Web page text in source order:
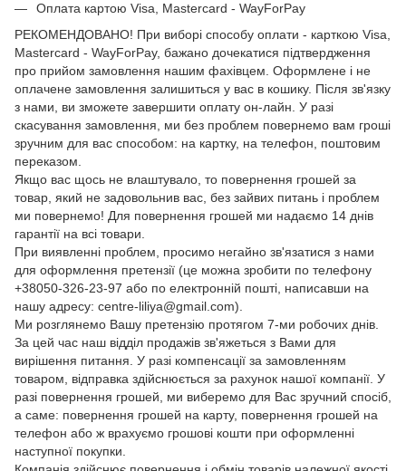
Оплата картою Visa, Mastercard - WayForPay
РЕКОМЕНДОВАНО! При виборі способу оплати - карткою Visa,
Mastercard - WayForPay, бажано дочекатися підтвердження
про прийом замовлення нашим фахівцем. Оформлене і не
оплачене замовлення залишиться у вас в кошику. Після зв'язку
з нами, ви зможете завершити оплату он-лайн. У разі
скасування замовлення, ми без проблем повернемо вам гроші
зручним для вас способом: на картку, на телефон, поштовим
переказом.
Якщо вас щось не влаштувало, то повернення грошей за
товар, який не задовольнив вас, без зайвих питань і проблем
ми повернемо! Для повернення грошей ми надаємо 14 днів
гарантії на всі товари.
При виявленні проблем, просимо негайно зв'язатися з нами
для оформлення претензії (це можна зробити по телефону
+38050-326-23-97 або по електронній пошті, написавши на
нашу адресу: centre-liliya@gmail.com).
Ми розглянемо Вашу претензію протягом 7-ми робочих днів.
За цей час наш відділ продажів зв'яжеться з Вами для
вирішення питання. У разі компенсації за замовленням
товаром, відправка здійснюється за рахунок нашої компанії. У
разі повернення грошей, ми виберемо для Вас зручний спосіб,
а саме: повернення грошей на карту, повернення грошей на
телефон або ж врахуємо грошові кошти при оформленні
наступної покупки.